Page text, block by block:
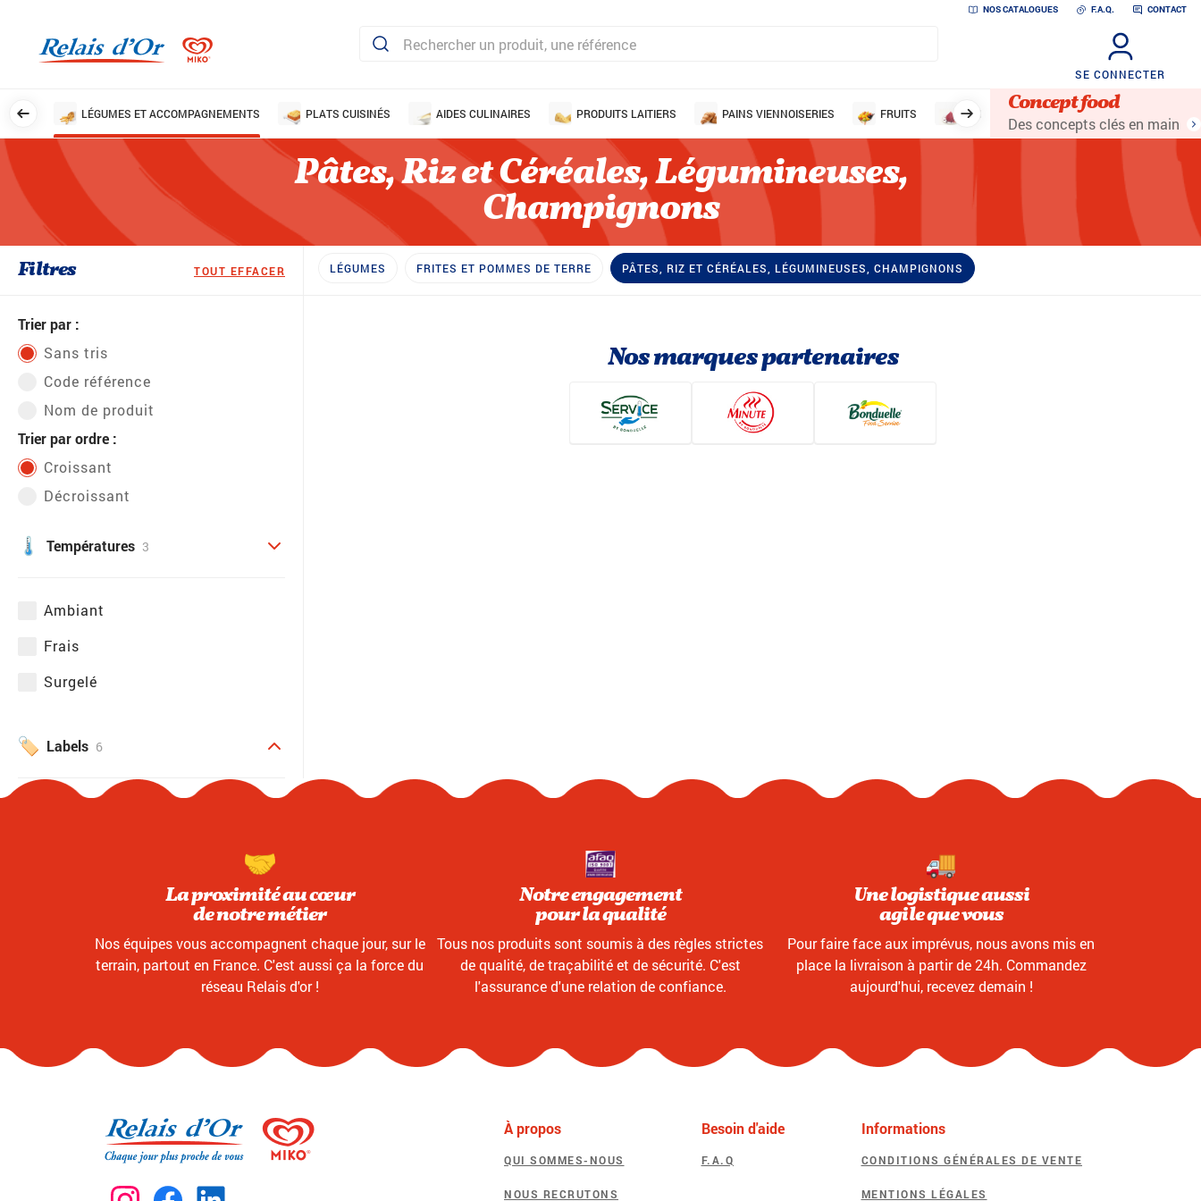
NOS CATALOGUES F.A.Q. CONTACT
SE CONNECTER
LÉGUMES ET ACCOMPAGNEMENTS PLATS CUISINÉS AIDES CULINAIRES PRODUITS LAITIERS PAINS VIENNOISERIES FRUITS DESSERTS ET AIDES PÂTISSIÈRES
Concept food
Des concepts clés en main
Pâtes, Riz et Céréales, Légumineuses,
Champignons
Filtres TOUT EFFACER
Trier par :
Sans tris
Code référence
Nom de produit
Trier par ordre :
Croissant
Décroissant
Températures 3
Ambiant
Frais
Surgelé
Labels 6
LÉGUMES FRITES ET POMMES DE TERRE PÂTES, RIZ ET CÉRÉALES, LÉGUMINEUSES, CHAMPIGNONS
Nos marques partenaires
La proximité au cœur
de notre métier
Nos équipes vous accompagnent chaque jour, sur le
terrain, partout en France. C'est aussi ça la force du
réseau Relais d'or !
Notre engagement
pour la qualité
Tous nos produits sont soumis à des règles strictes
de qualité, de traçabilité et de sécurité. C'est
l'assurance d'une relation de confiance.
Une logistique aussi
agile que vous
Pour faire face aux imprévus, nous avons mis en
place la livraison à partir de 24h. Commandez
aujourd'hui, recevez demain !
À propos
QUI SOMMES-NOUS
NOUS RECRUTONS
Besoin d'aide
F.A.Q
Informations
CONDITIONS GÉNÉRALES DE VENTE
MENTIONS LÉGALES